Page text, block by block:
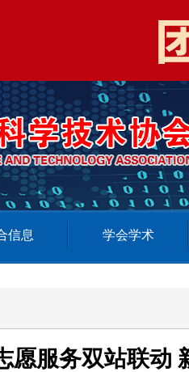
信息 学会学术
愿服务双站联动